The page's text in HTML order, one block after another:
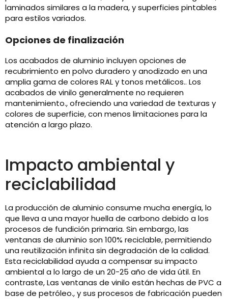
laminados similares a la madera, y superficies pintables
para estilos variados.
Opciones de finalización
Los acabados de aluminio incluyen opciones de
recubrimiento en polvo duradero y anodizado en una
amplia gama de colores RAL y tonos metálicos.. Los
acabados de vinilo generalmente no requieren
mantenimiento., ofreciendo una variedad de texturas y
colores de superficie, con menos limitaciones para la
atención a largo plazo.
Impacto ambiental y
reciclabilidad
La producción de aluminio consume mucha energía, lo
que lleva a una mayor huella de carbono debido a los
procesos de fundición primaria. Sin embargo, las
ventanas de aluminio son 100% reciclable, permitiendo
una reutilización infinita sin degradación de la calidad.
Esta reciclabilidad ayuda a compensar su impacto
ambiental a lo largo de un 20-25 año de vida útil. En
contraste, Las ventanas de vinilo están hechas de PVC a
base de petróleo., y sus procesos de fabricación pueden